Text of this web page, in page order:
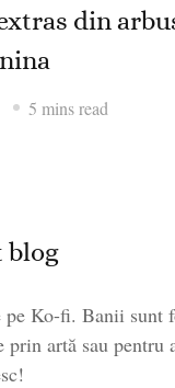
din
5 mins read
blog
pe Ko-fi. Banii sunt
prin artă sau pentru